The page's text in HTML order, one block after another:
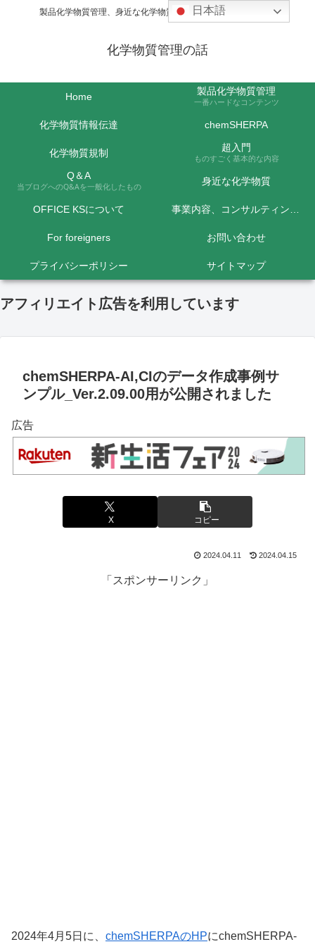
製品化学物質管理、身近な化学物質などの話題を取り上げます
化学物質管理の話
Home 製品化学物質管理
一番ハードなコンテンツ
化学物質情報伝達 chemSHERPA
化学物質規制 超入門
ものすごく基本的な内容
Q＆A
当ブログへのQ&Aを一般化したもの 身近な化学物質
OFFICE KSについて 事業内容、コンサルティング料金など
For foreigners お問い合わせ
プライバシーポリシー サイトマップ
アフィリエイト広告を利用しています
chemSHERPA-AI,CIのデータ作成事例サ
ンプル_Ver.2.09.00用が公開されました
広告
X コピー
2024.04.11 2024.04.15
「スポンサーリンク」
2024年4月5日に、 chemSHERPAのHPにchemSHERPA-
日本語